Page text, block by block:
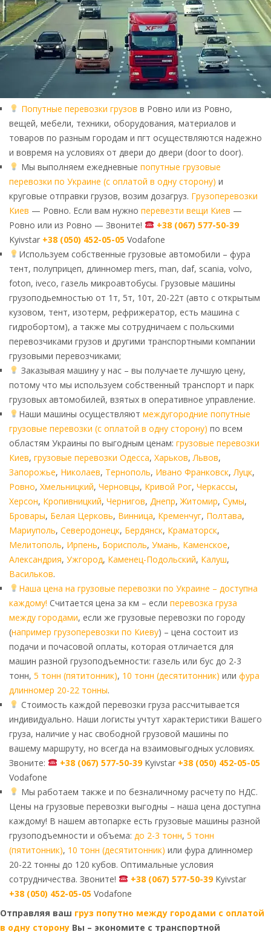
Попутные перевозки грузов в Ровно или из Ровно,
вещей, мебели, техники, оборудования, материалов и
товаров по разным городам и пгт осуществляются надежно
и вовремя на условиях от двери до двери (door to door).
Мы выполняем ежедневные попутные грузовые
перевозки по Украине (с оплатой в одну сторону) и
круговые отправки грузов, возим дозагруз. Грузоперевозки
Киев — Ровно. Если вам нужно перевезти вещи Киев —
Ровно или из Ровно — Звоните!
+38 (067) 577-50-39
Kyivstar +38 (050) 452-05-05 Vodafone
Используем собственные грузовые автомобили – фура
тент, полуприцеп, длинномер mers, man, daf, scania, volvo,
foton, iveco, газель микроавтобусы. Грузовые машины
грузоподьемностью от 1т, 5т, 10т, 20-22т (авто с открытым
кузовом, тент, изотерм, рефрижератор, есть машина с
гидробортом), а также мы сотрудничаем с польскими
перевозчиками грузов и другими транспортными компании
грузовыми перевозчиками;
Заказывая машину у нас – вы получаете лучшую цену,
потому что мы используем собственный транспорт и парк
грузовых автомобилей, взятых в оперативное управление.
Наши машины осуществляют междугородние попутные
грузовые перевозки (с оплатой в одну сторону) по всем
областям Украины по выгодным ценам: грузовые перевозки
Киев, грузовые перевозки Одесса, Харьков,Львов,
Запорожье, Николаев, Тернополь, Ивано Франковск,Луцк,
Ровно, Хмельницкий, Черновцы, Кривой Рог, Черкассы,
Херсон, Кропивницкий, Чернигов, Днепр,Житомир, Сумы,
Бровары, Белая Церковь, Винница, Кременчуг, Полтава,
Мариуполь, Северодонецк, Бердянск, Краматорск,
Мелитополь, Ирпень, Борисполь, Умань, Каменское,
Александрия, Ужгород, Каменец-Подольский, Калуш,
Васильков.
Наша цена на грузовые перевозки по Украине – доступна
каждому! Считается цена за км – если перевозка груза
между городами, если же грузовые перевозки по городу
(например грузоперевозки по Киеву) – цена состоит из
подачи и почасовой оплаты, которая отличается для
машин разной грузоподъемности: газель или бус до 2-3
тонн, 5 тонн (пятитонник), 10 тонн (десятитонник) или фура
длинномер 20-22 тонны.
Стоимость каждой перевозки груза рассчитывается
индивидуально. Наши логисты учтут характеристики Вашего
груза, наличие у нас свободной грузовой машины по
вашему маршруту, но всегда на взаимовыгодных условиях.
Звоните:
+38 (067) 577-50-39Kyivstar +38 (050) 452-05-05
Vodafone
Мы работаем также и по безналичному расчету по НДС.
Цены на грузовые перевозки выгодны – наша цена доступна
каждому! В нашем автопарке есть грузовые машины разной
грузоподъемности и объема: до 2-3 тонн, 5 тонн
(пятитонник), 10 тонн (десятитонник) или фура длинномер
20-22 тонны до 120 кубов. Оптимальные условия
сотрудничества. Звоните!
+38 (067) 577-50-39Kyivstar
+38 (050) 452-05-05 Vodafone
Отправляя ваш груз попутно между городами с оплатой
в одну сторону Вы – экономите с транспортной